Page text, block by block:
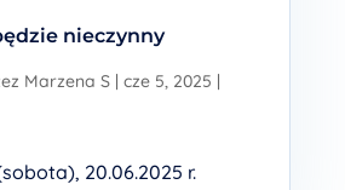
nieczynny
Marzena S| cze 5, 2025 |
20.06.2025 r.